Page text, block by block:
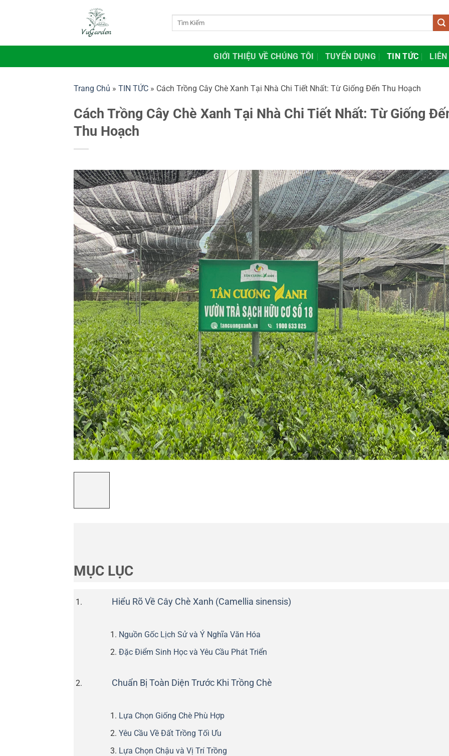
dung
GIỚI THIỆU VỀ CHÚNG TÔI TUYỂN DỤNG TIN TỨC LIÊN
Trang Chủ » TIN TỨC » Cách Trồng Cây Chè Xanh Tại Nhà Chi Tiết Nhất: Từ Giống Đến Thu Hoạch
Cách Trồng Cây Chè Xanh Tại Nhà Chi Tiết Nhất: Từ Giống
Thu Hoạch
MỤC LỤC
Hiểu Rõ Về Cây Chè Xanh (Camellia sinensis)
Nguồn Gốc Lịch Sử và Ý Nghĩa Văn Hóa
Đặc Điểm Sinh Học và Yêu Cầu Phát Triển
Chuẩn Bị Toàn Diện Trước Khi Trồng Chè
Lựa Chọn Giống Chè Phù Hợp
Yêu Cầu Về Đất Trồng Tối Ưu
Lựa Chọn Chậu và Vị Trí Trồng